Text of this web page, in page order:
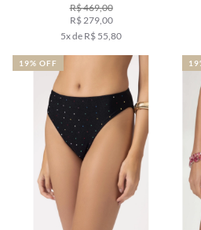
R$ 469,00
R$ 279,00
5x de R$ 55,80
19% OFF